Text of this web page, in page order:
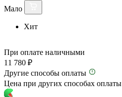
Мало
Хит
При оплате наличными
11 780 ₽
Другие способы оплаты
Цена при других способах оплаты